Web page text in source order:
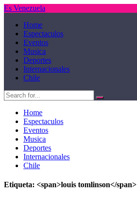
Es Venezuela
Home
Espectaculos
Eventos
Musica
Deportes
Internacionales
Chile
Home
Espectaculos
Eventos
Musica
Deportes
Internacionales
Chile
Etiqueta: <span>louis tomlinson</span>